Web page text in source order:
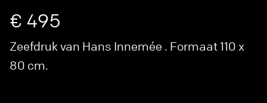
€ 495
Zeefdruk van Hans Innemée . Formaat 110 x
80 cm.